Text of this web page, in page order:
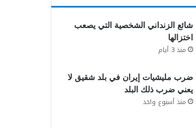
شائع الزنداني الشخصية التي يصعب
اختزالها
منذ 3 أيام
ضرب مليشيات إيران في بلد شقيق لا
يعني ضرب ذلك البلد
منذ أسبوع واحد